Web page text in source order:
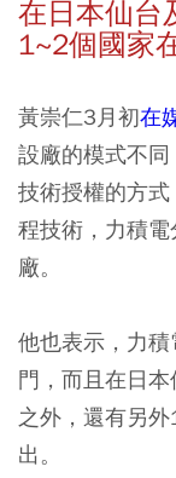
在日本仙台
1~2個國家
黃崇仁3月初在
設廠的模式不
技術授權的方
程技術，力積
廠。
他也表示，力
門，而且在日
之外，還有另
出。